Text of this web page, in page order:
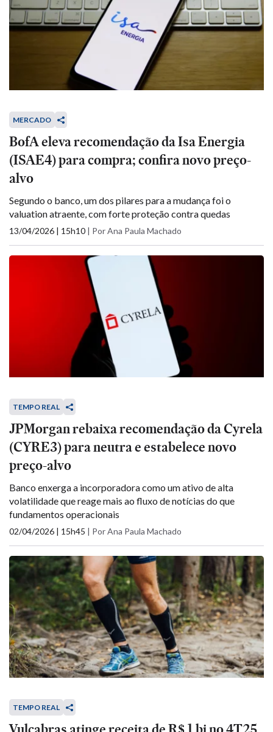
MERCADO
BofA eleva recomendação da Isa Energia
(ISAE4) para compra; confira novo preço-
alvo
Segundo o banco, um dos pilares para a mudança foi o
valuation atraente, com forte proteção contra quedas
13/04/2026 | 15h10 | Por Ana Paula Machado
TEMPO REAL
JPMorgan rebaixa recomendação da Cyrela
(CYRE3) para neutra e estabelece novo
preço-alvo
Banco enxerga a incorporadora como um ativo de alta
volatilidade que reage mais ao fluxo de notícias do que
fundamentos operacionais
02/04/2026 | 15h45 | Por Ana Paula Machado
TEMPO REAL